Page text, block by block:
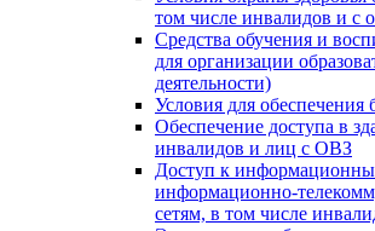
том числе инвалидов и с
Средства обучения и
для организации
деятельности)
Условия для
Обеспечение доступа в
инвалидов и лиц с ОВЗ
Доступ к
информационно-
сетям, в том числе